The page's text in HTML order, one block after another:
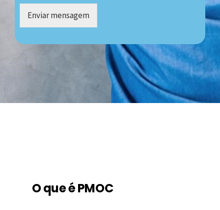
Enviar mensagem
O que é PMOC